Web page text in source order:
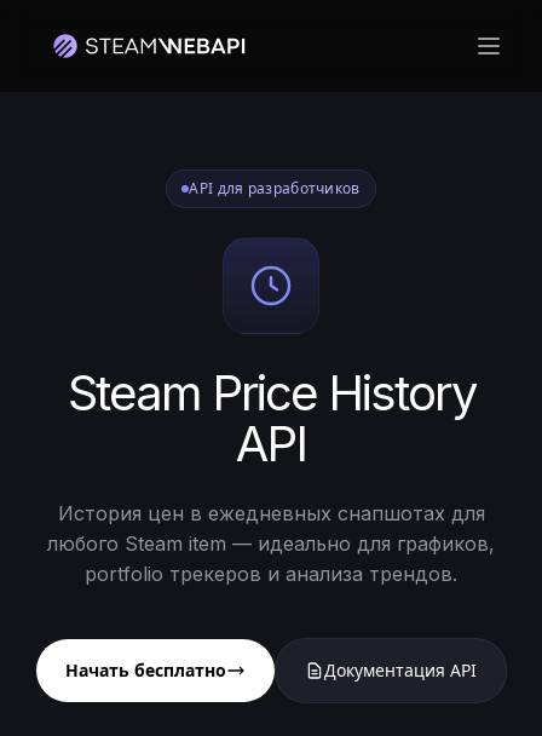
API для разработчиков
Steam Price History
API
История цен в ежедневных снапшотах для
любого Steam item — идеально для графиков,
portfolio трекеров и анализа трендов.
Начать бесплатно Документация API